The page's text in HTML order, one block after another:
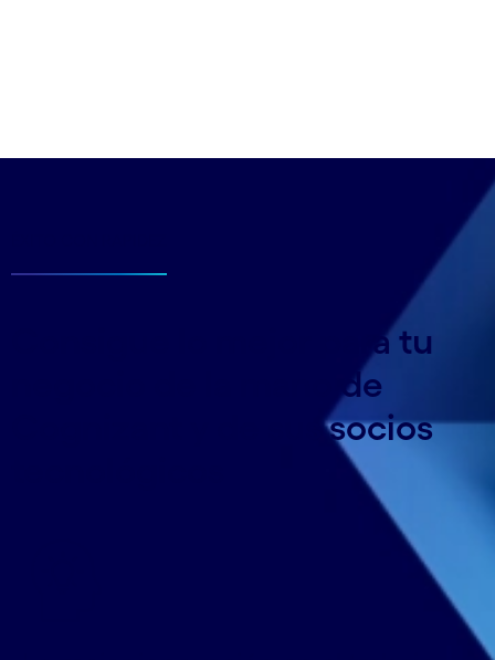
Consigue lo mejor para tu
negocio de la mano de
Cognizant y de sus socios